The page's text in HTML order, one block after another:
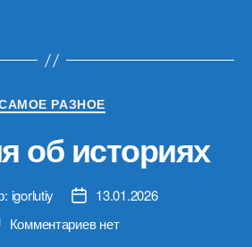
Рубрики
РАЗНОЕ
об историях
igorlutiy
Дата13.01.2026
Комментариевк
нет